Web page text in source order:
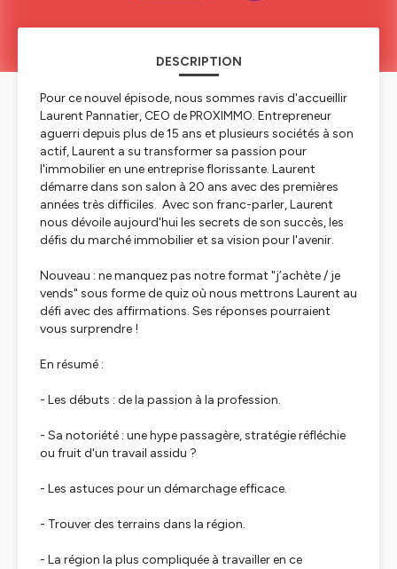
DESCRIPTION
Pour ce nouvel épisode, nous sommes ravis d'accueillir
Laurent Pannatier, CEO de PROXIMMO. Entrepreneur
aguerri depuis plus de 15 ans et plusieurs sociétés à son
actif, Laurent a su transformer sa passion pour
l'immobilier en une entreprise florissante. Laurent
démarre dans son salon à 20 ans avec des premières
années très difficiles. Avec son franc-parler, Laurent
nous dévoile aujourd'hui les secrets de son succès, les
défis du marché immobilier et sa vision pour l'avenir.
Nouveau : ne manquez pas notre format "j’achète / je
vends" sous forme de quiz où nous mettrons Laurent au
défi avec des affirmations. Ses réponses pourraient
vous surprendre !
En résumé :
- Les débuts : de la passion à la profession.
- Sa notoriété : une hype passagère, stratégie réfléchie
ou fruit d'un travail assidu ?
- Les astuces pour un démarchage efficace.
- Trouver des terrains dans la région.
- La région la plus compliquée à travailler en ce